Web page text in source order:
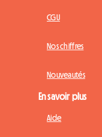
CGU
Nos chiffres
Nouveautés
En savoir plus
Aide